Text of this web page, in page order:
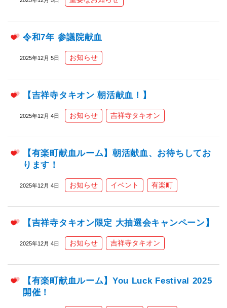
令和7年 参議院献血
2025年12月 5日 お知らせ
【吉祥寺タキオン 朝活献血！】
2025年12月 4日 お知らせ 吉祥寺タキオン
【有楽町献血ルーム】朝活献血、お待ちしてお
ります！
2025年12月 4日 お知らせ イベント 有楽町
【吉祥寺タキオン限定 大抽選会キャンペーン】
2025年12月 4日 お知らせ 吉祥寺タキオン
【有楽町献血ルーム】You Luck Festival 2025
開催！